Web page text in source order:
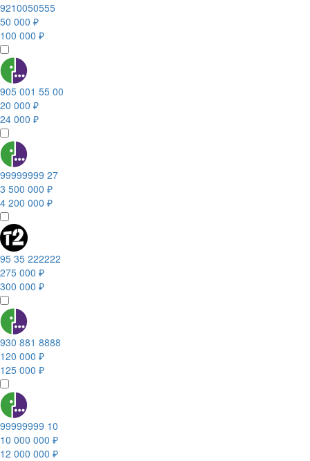
9210050555
50 000 ₽
100 000 ₽
905 001 55 00
20 000 ₽
24 000 ₽
99999999 27
3 500 000 ₽
4 200 000 ₽
95 35 222222
275 000 ₽
300 000 ₽
930 881 8888
120 000 ₽
125 000 ₽
99999999 10
10 000 000 ₽
12 000 000 ₽